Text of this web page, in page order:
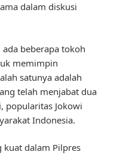
dalam diskusi
beberapa tokoh
memimpin
satunya adalah
telah menjabat dua
popularitas Jokowi
Indonesia.
kuat dalam Pilpres